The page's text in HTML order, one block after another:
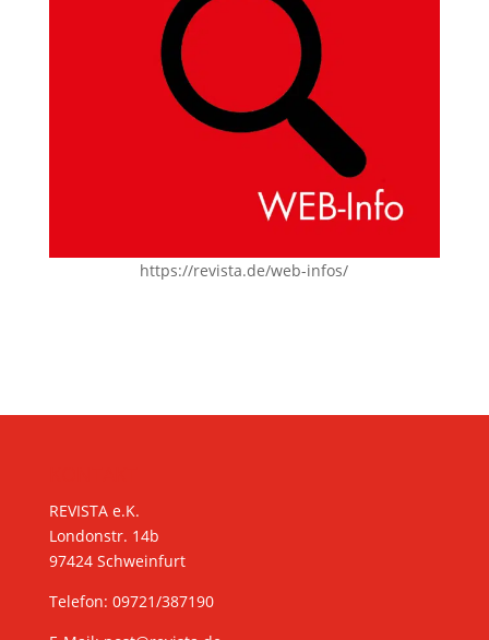
https://revista.de/web-infos/
REVISTA e.K.
Londonstr. 14b
97424 Schweinfurt
Telefon: 09721/387190